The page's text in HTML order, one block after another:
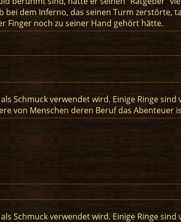
bei dem Inferno, das seinen Turm zerstörte,
Finger noch zu seiner Hand gehört hätte.
Schmuck verwendet wird. Einige Ringe
von Menschen deren Beruf das Abenteuer
Schmuck verwendet wird. Einige Ringe